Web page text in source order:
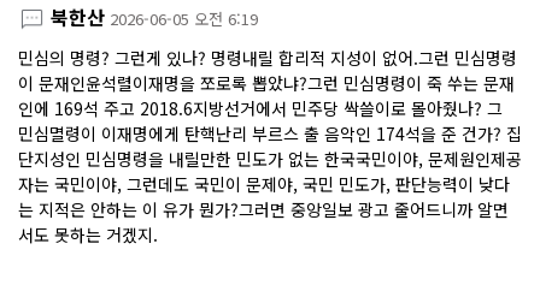
북한산 2026-06-05 오전 6:19
민심의 명령? 그런게 있나? 명령내릴 합리적 지성이 없어.그런 민심명령
이 문재인윤석렬이재명을 쪼로록 뽑았냐?그런 민심명령이 죽 쑤는 문재
인에 169석 주고 2018.6지방선거에서 민주당 싹쓸이로 몰아줬나? 그
민심멸령이 이재명에게 탄핵난리 부르스 출 음악인 174석을 준 건가? 집
단지성인 민심명령을 내릴만한 민도가 없는 한국국민이야, 문제원인제공
자는 국민이야, 그런데도 국민이 문제야, 국민 민도가, 판단능력이 낮다
는 지적은 안하는 이 유가 뭔가?그러면 중앙일보 광고 줄어드니까 알면
서도 못하는 거겠지.